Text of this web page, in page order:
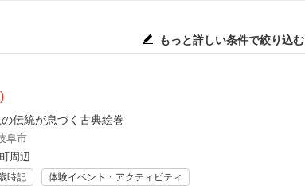
もっと詳しい条件で絞り込む
伝統が息づく古典絵巻
阜市
周辺
時記 体験イベント・アクティビティ